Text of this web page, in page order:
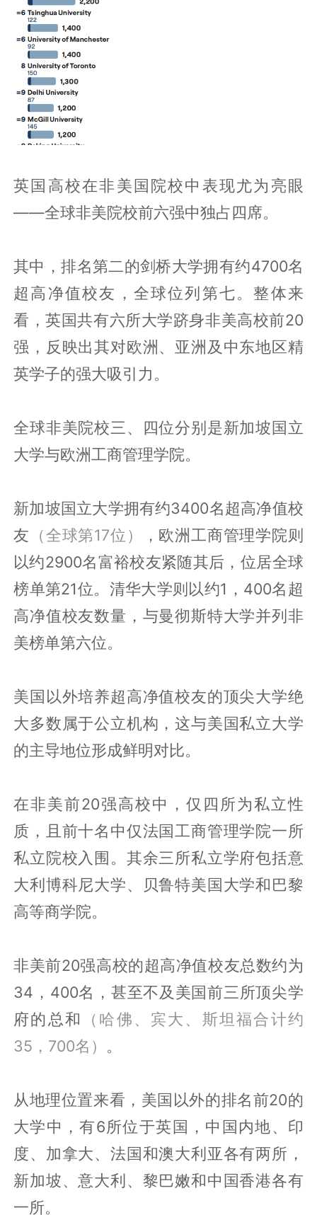
英国高校在非美国院校中表现尤为亮眼
——全球非美院校前六强中独占四席。
其中，排名第二的剑桥大学拥有约4700名
超高净值校友，全球位列第七。整体来
看，英国共有六所大学跻身非美高校前20
强，反映出其对欧洲、亚洲及中东地区精
英学子的强大吸引力。
全球非美院校三、四位分别是新加坡国立
大学与欧洲工商管理学院。
新加坡国立大学拥有约3400名超高净值校
友 （全球第17位）
，欧洲工商管理学院则
以约2900名富裕校友紧随其后，位居全球
榜单第21位。清华大学则以约1，400名超
高净值校友数量，与曼彻斯特大学并列非
美榜单第六位。
美国以外培养超高净值校友的顶尖大学绝
大多数属于公立机构，这与美国私立大学
的主导地位形成鲜明对比。
在非美前20强高校中，仅四所为私立性
质，且前十名中仅法国工商管理学院一所
私立院校入围。其余三所私立学府包括意
大利博科尼大学、贝鲁特美国大学和巴黎
高等商学院。
非美前20强高校的超高净值校友总数约为
34，400名，甚至不及美国前三所顶尖学
府的总和
（哈佛、宾大、斯坦福合计约
35，700名） 。
从地理位置来看，美国以外的排名前20的
大学中，有6所位于英国，中国内地、印
度、加拿大、法国和澳大利亚各有两所，
新加坡、意大利、黎巴嫩和中国香港各有
一所。